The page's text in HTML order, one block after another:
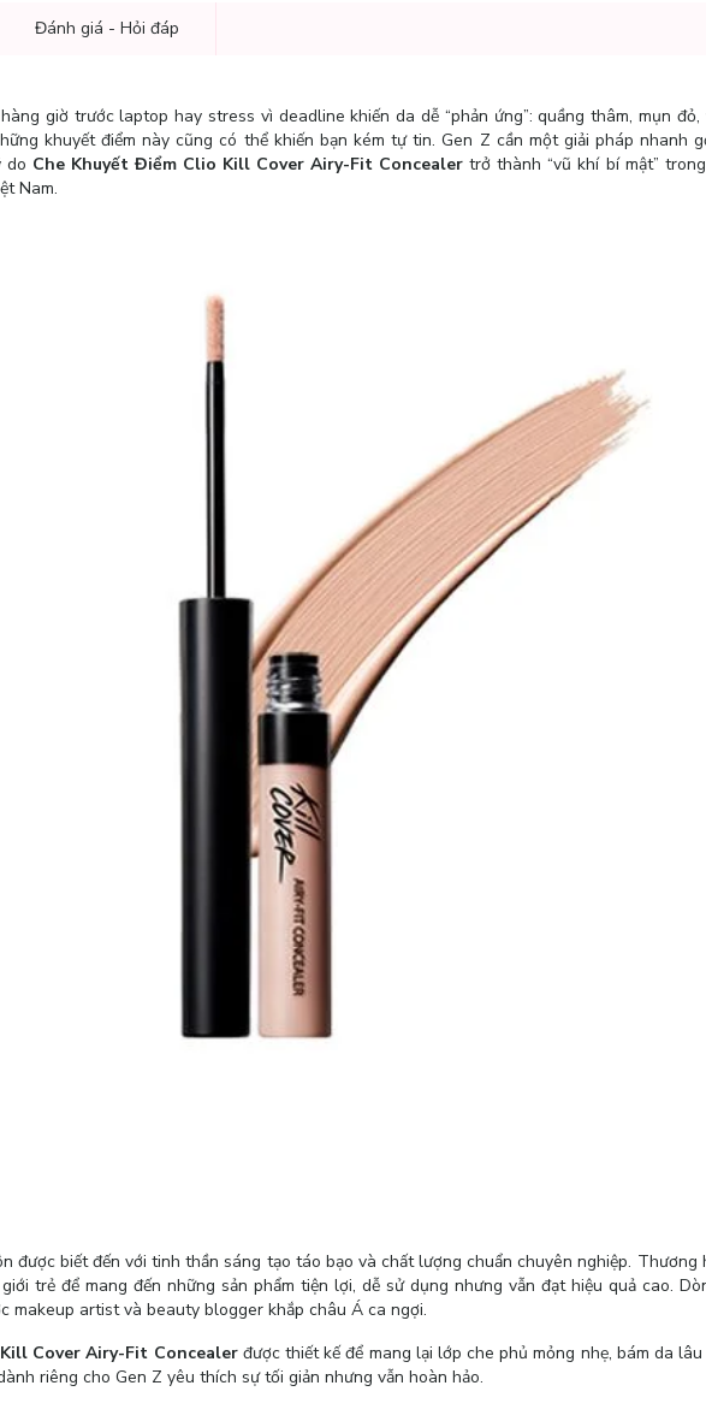
Đánh giá - Hỏi đáp
giờ trước laptop hay stress vì deadline khiến da dễ “phản ứng”: quầng thâm, mụn
khuyết điểm này cũng có thể khiến bạn kém tự tin. Gen Z cần một giải pháp nhanh
do Che Khuyết Điểm Clio Kill Cover Airy-Fit Concealer trở thành “vũ khí bí mật”
Nam.
được biết đến với tinh thần sáng tạo táo bạo và chất lượng chuẩn chuyên nghiệp. Thương
trẻ để mang đến những sản phẩm tiện lợi, dễ sử dụng nhưng vẫn đạt hiệu quả cao.
makeup artist và beauty blogger khắp châu Á ca ngợi.
Cover Airy-Fit Concealerđược thiết kế để mang lại lớp che phủ mỏng nhẹ, bám da
riêng cho Gen Z yêu thích sự tối giản nhưng vẫn hoàn hảo.